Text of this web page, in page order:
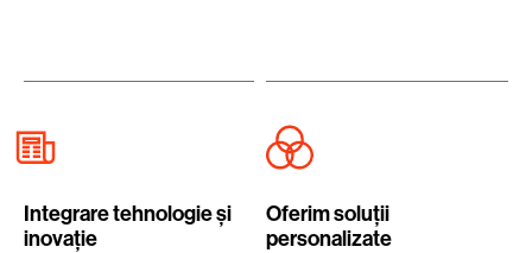
Integrare tehnologie și
inovație
Oferim soluții
personalizate